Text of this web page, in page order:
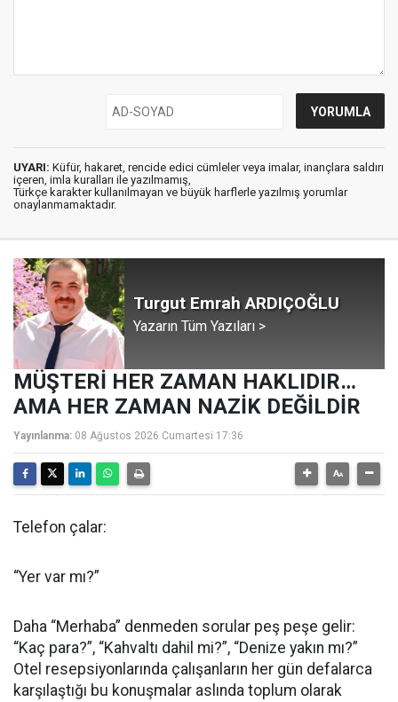
UYARI: Küfür, hakaret, rencide edici cümleler veya imalar, inançlara saldırı
içeren, imla kuralları ile yazılmamış,
Türkçe karakter kullanılmayan ve büyük harflerle yazılmış yorumlar
onaylanmamaktadır.
Turgut Emrah ARDIÇOĞLU
Yazarın Tüm Yazıları >
MÜŞTERİ HER ZAMAN HAKLIDIR…
AMA HER ZAMAN NAZİK DEĞİLDİR
Yayınlanma: 08 Ağustos 2026 Cumartesi 17:36
Telefon çalar:
“Yer var mı?”
Daha “Merhaba” denmeden sorular peş peşe gelir:
“Kaç para?”, “Kahvaltı dahil mi?”, “Denize yakın mı?”
Otel resepsiyonlarında çalışanların her gün defalarca
karşılaştığı bu konuşmalar aslında toplum olarak